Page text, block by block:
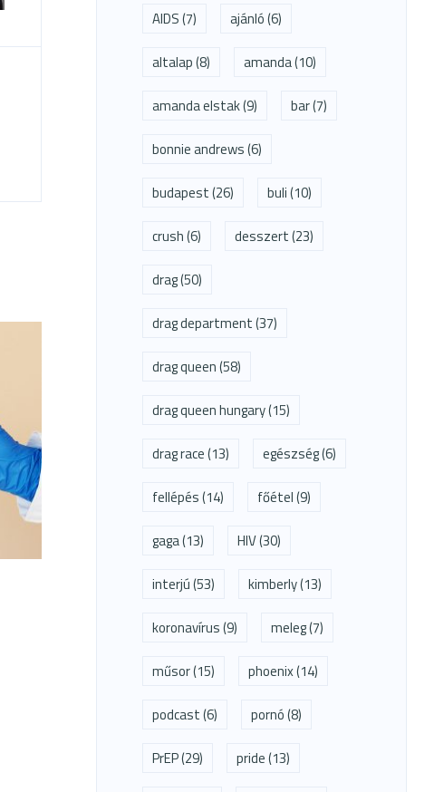
AIDS(7) ajánló(6)
altalap(8) amanda(10)
amanda elstak(9) bar(7)
bonnie andrews(6)
budapest(26) buli(10)
crush(6) desszert(23)
drag(50)
drag department(37)
drag queen(58)
drag queen hungary(15)
drag race(13) egészség(6)
fellépés(14) főétel(9)
gaga(13) HIV(30)
interjú(53) kimberly(13)
koronavírus(9) meleg(7)
műsor(15) phoenix(14)
podcast(6) pornó(8)
PrEP(29) pride(13)